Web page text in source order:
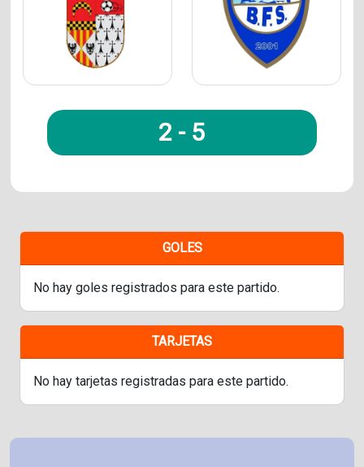
2 - 5
GOLES
No hay goles registrados para este partido.
TARJETAS
No hay tarjetas registradas para este partido.